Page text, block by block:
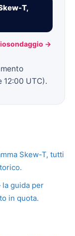
T,
→
UTC).
Skew-T, tutti
guida per
in quota.